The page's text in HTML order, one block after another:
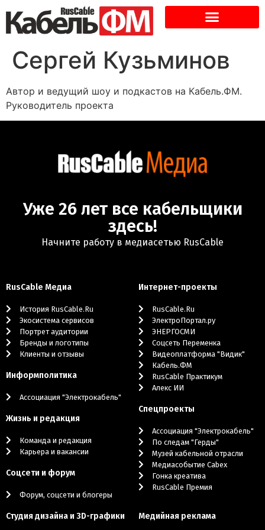
Сергей Кузьминов
Автор и ведущий шоу и подкастов на Кабель.ФМ.
Руководитель проекта
Уже 26 лет все кабельщики
здесь!
Начните работу в медиасетью RusCable
RusCable Медиа
История RusCable.Ru
Экосистема сервисов
Портрет аудитории
Бренды и логотипы
Клиенты и отзывы
Информполитика
Ассоциация "Электрокабель"
Жизнь и редакция
Команда и редакция
Карьера и вакансии
Соцсети и форум
Форум, соцсети и блогеры
Интернет-проекты
RusCable.Ru
ЭлектроПортал.ру
ЭНЕРГОСМИ
Cоцсеть Переменка
Видеоплатформа "Видик"
Кабель.ФМ
RusCable Практикум
Алекс ИИ
Cпецпроекты
Ассоциация "Электрокабель"
По следам "Герды"
Музей кабельной отрасли
Медиасобытие Cabex
Гонка креатива
RusCable Премия
Студия дизайна и 3D-графики Медийная реклама